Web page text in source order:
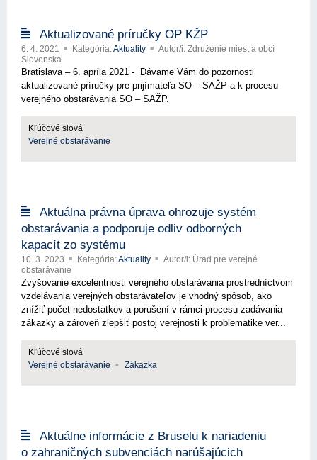
Aktualizované príručky OP KŽP
6. 4. 2021 Kategória:Aktuality
Autor/i: Združenie miest a obcí
Slovenska
Bratislava – 6. apríla 2021 - Dávame Vám do pozornosti
aktualizované príručky pre prijímateľa SO – SAŽP a k procesu
verejného obstarávania SO – SAŽP.
Kľúčové slová
Verejné obstarávanie
Aktuálna právna úprava ohrozuje systém
obstarávania a podporuje odliv odborných
kapacít zo systému
10. 3. 2023 Kategória:Aktuality
Autor/i: Úrad pre verejné
obstarávanie
Zvyšovanie excelentnosti verejného obstarávania prostredníctvom
vzdelávania verejných obstarávateľov je vhodný spôsob, ako
znížiť počet nedostatkov a porušení v rámci procesu zadávania
zákazky a zároveň zlepšiť postoj verejnosti k problematike ver...
Kľúčové slová
Verejné obstarávanie
Zákazka
Aktuálne informácie z Bruselu k nariadeniu
o zahraničných subvenciách narúšajúcich